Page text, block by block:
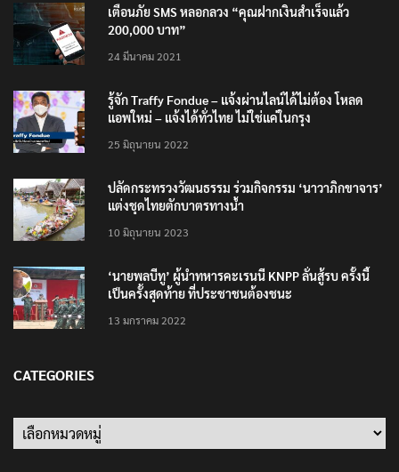
เตือนภัย SMS หลอกลวง “คุณฝากเงินสำเร็จแล้ว
200,000 บาท”
24 มีนาคม 2021
รู้จัก Traffy Fondue – แจ้งผ่านไลน์ได้ไม่ต้อง โหลด
แอพใหม่ – แจ้งได้ทั่วไทย ไม่ใช่แค่ในกรุง
25 มิถุนายน 2022
ปลัดกระทรวงวัฒนธรรม ร่วมกิจกรรม ‘นาวาภิกขาจาร’
แต่งชุดไทยตักบาตรทางน้ำ
10 มิถุนายน 2023
‘นายพลบีทู’ ผู้นำทหารคะเรนนี KNPP ลั่นสู้รบ ครั้งนี้
เป็นครั้งสุดท้าย ที่ประชาชนต้องชนะ
13 มกราคม 2022
CATEGORIES
Categories